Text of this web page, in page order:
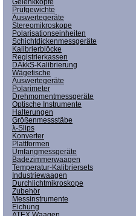
Prüfgewichte
Auswertegeräte
Stereomikroskope
Polarisationseinheiten
Schichtdickenmessgeräte
Kalibrierblöcke
Registrierkassen
DAkkS-Kalibrierung
Wägetische
Auswertegeräte
Polarimeter
Drehmomentmessgeräte
Optische Instrumente
Halterungen
Größenmessstäbe
λ-Slips
Konverter
Plattformen
Umfangmessgeräte
Badezimmerwaagen
Temperatur-Kalibriersets
Industriewaagen
Durchlichtmikroskope
Zubehör
Messinstrumente
Eichung